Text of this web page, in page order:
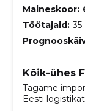
Maineskoor:
Töötajaid: 35
Kõik-ühes
Tagame
Eesti